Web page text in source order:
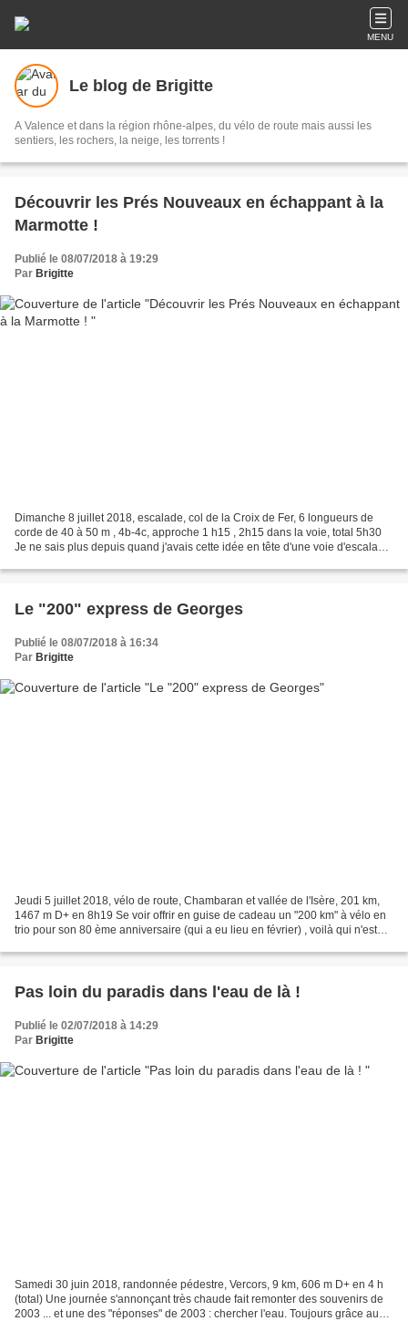
MENU
Le blog de Brigitte
A Valence et dans la région rhône-alpes, du vélo de route mais aussi les
sentiers, les rochers, la neige, les torrents !
Découvrir les Prés Nouveaux en échappant à la
Marmotte !
Publié le 08/07/2018 à 19:29
Par Brigitte
Dimanche 8 juillet 2018, escalade, col de la Croix de Fer, 6 longueurs de
corde de 40 à 50 m , 4b-4c, approche 1 h15 , 2h15 dans la voie, total 5h30
Je ne sais plus depuis quand j'avais cette idée en tête d'une voie d'escalade
Le "200" express de Georges
Publié le 08/07/2018 à 16:34
Par Brigitte
Jeudi 5 juillet 2018, vélo de route, Chambaran et vallée de l'Isère, 201 km,
1467 m D+ en 8h19 Se voir offrir en guise de cadeau un "200 km" à vélo en
trio pour son 80 ème anniversaire (qui a eu lieu en février) , voilà qui n'est
Pas loin du paradis dans l'eau de là !
Publié le 02/07/2018 à 14:29
Par Brigitte
Samedi 30 juin 2018, randonnée pédestre, Vercors, 9 km, 606 m D+ en 4 h
(total) Une journée s'annonçant très chaude fait remonter des souvenirs de
2003 ... et une des "réponses" de 2003 : chercher l'eau. Toujours grâce au